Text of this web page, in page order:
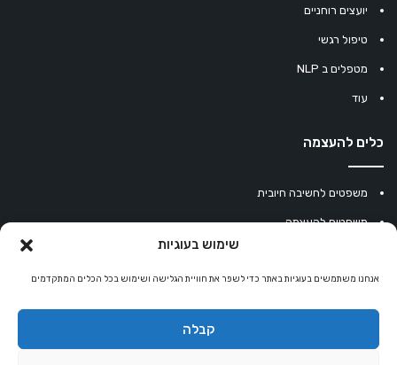
שימוש בעוגיות
אנחנו משתמשים בעוגיות באתר כדי לשפר את חוויית הגלישה ושימוש בכל הכלים המתקדמים
קבלה
יועצים רוחניים
טיפול רגשי
מטפלים ב NLP
עוד
כלים להעצמה
משפטים לחשיבה חיובית
משפטים להעצמה
מחשבון נומרולוגיה
קריסטלים למזלות